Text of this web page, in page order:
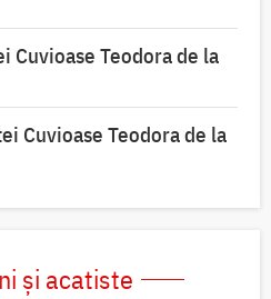
Cuvioase Teodora de la
Cuvioase Teodora de la
și acatiste